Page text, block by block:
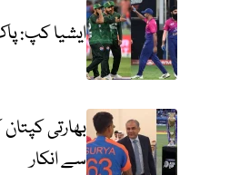
ایشیا کپ:
بھارتی
سے انکار